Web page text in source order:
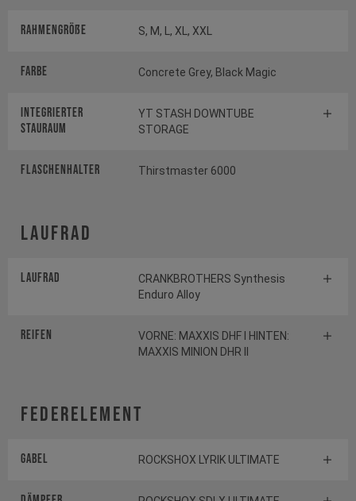
Rahmengröße S, M, L, XL, XXL
Farbe Concrete Grey, Black Magic
INTEGRIERTER
STAURAUM
YT STASH DOWNTUBE
STORAGE
FLASCHENHALTER Thirstmaster 6000
Laufrad
Laufrad
CRANKBROTHERS Synthesis
Enduro Alloy
Reifen
VORNE: MAXXIS DHF I HINTEN:
MAXXIS MINION DHR II
Federelement
Gabel ROCKSHOX LYRIK ULTIMATE